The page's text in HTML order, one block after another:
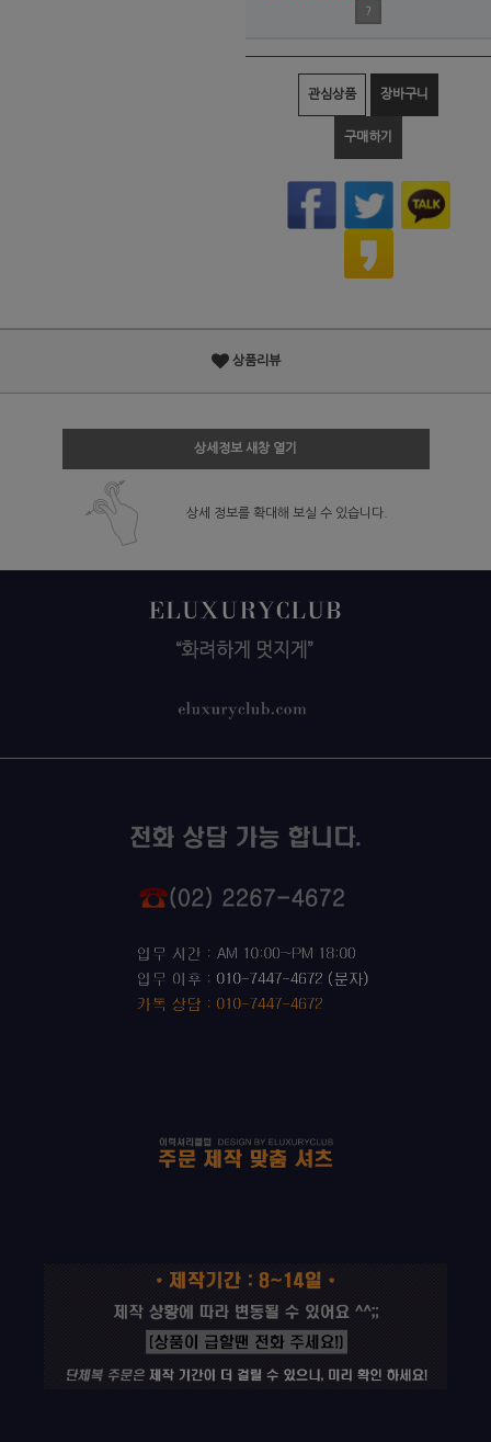
?
관심상품 장바구니
구매하기
상품리뷰
상세정보 새창 열기
상세 정보를 확대해 보실 수 있습니다.